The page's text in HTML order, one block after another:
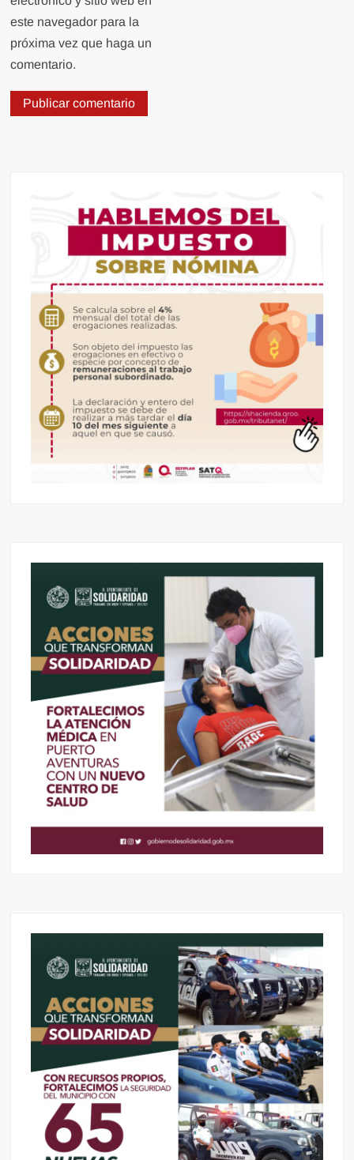
este navegador para la
próxima vez que haga un
comentario.